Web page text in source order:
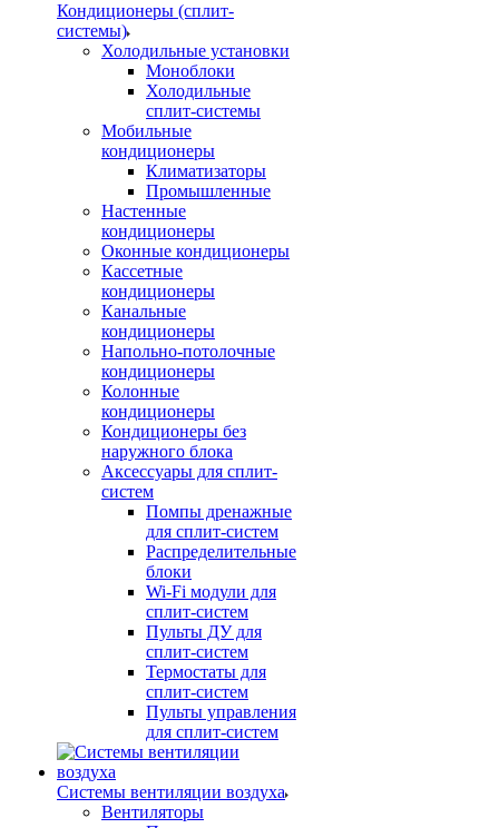
Кондиционеры (сплит-
системы)
Холодильные установки
Моноблоки
Холодильные
сплит-системы
Мобильные
кондиционеры
Климатизаторы
Промышленные
Настенные
кондиционеры
Оконные кондиционеры
Кассетные
кондиционеры
Канальные
кондиционеры
Напольно-потолочные
кондиционеры
Колонные
кондиционеры
Кондиционеры без
наружного блока
Аксессуары для сплит-
систем
Помпы дренажные
для сплит-систем
Распределительные
блоки
Wi-Fi модули для
сплит-систем
Пульты ДУ для
сплит-систем
Термостаты для
сплит-систем
Пульты управления
для сплит-систем
Системы вентиляции воздуха
Вентиляторы